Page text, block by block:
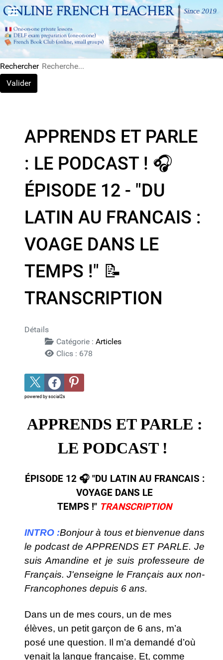
Rechercher
Valider
APPRENDS ET PARLE
: LE PODCAST ! 🎧
ÉPISODE 12 - "DU
LATIN AU FRANCAIS :
VOAGE DANS LE
TEMPS !" 📝​
TRANSCRIPTION
Détails
Catégorie : Articles
Clics : 678
powered by social2s
APPRENDS ET PARLE :
LE PODCAST !
ÉPISODE 12 🎧​ "DU LATIN AU FRANCAIS :
VOYAGE DANS LE
TEMPS !" TRANSCRIPTION
INTRO :Bonjour à tous et bienvenue dans
le podcast de APPRENDS ET PARLE. Je
suis Amandine et je suis professeure de
Français. J'enseigne le Français aux non-
Francophones depuis 6 ans.
Dans un de mes cours, un de mes
élèves, un petit garçon de 6 ans, m’a
posé une question. Il m’a demandé d’où
venait la langue française. Et, comme